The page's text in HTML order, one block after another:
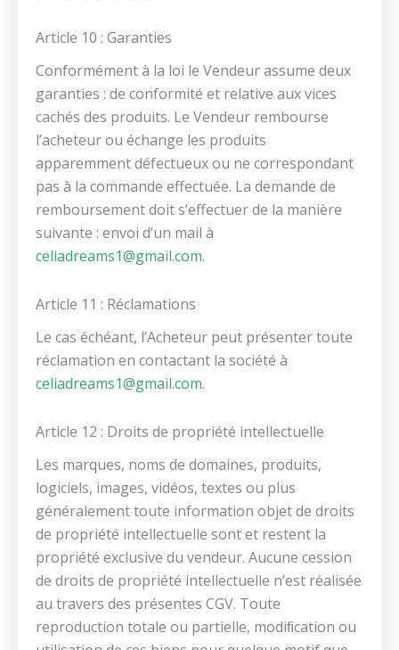
Article 10 : Garanties
Conformément à la loi le Vendeur assume deux
garanties : de conformité et relative aux vices
cachés des produits. Le Vendeur rembourse
l’acheteur ou échange les produits
apparemment défectueux ou ne correspondant
pas à la commande effectuée. La demande de
remboursement doit s’effectuer de la manière
suivante : envoi d’un mail à
celiadreams1@gmail.com.
Article 11 : Réclamations
Le cas échéant, l’Acheteur peut présenter toute
réclamation en contactant la société à
celiadreams1@gmail.com.
Article 12 : Droits de propriété intellectuelle
Les marques, noms de domaines, produits,
logiciels, images, vidéos, textes ou plus
généralement toute information objet de droits
de propriété intellectuelle sont et restent la
propriété exclusive du vendeur. Aucune cession
de droits de propriété intellectuelle n’est réalisée
au travers des présentes CGV. Toute
reproduction totale ou partielle, modiﬁcation ou